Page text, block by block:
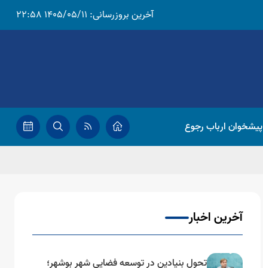
آخرین بروزرسانی: 1405/05/11 22:58
پیشخوان ارباب رجوع
آخرین اخبار
تحول بنیادین در توسعه فضایی شهر بوشهر؛